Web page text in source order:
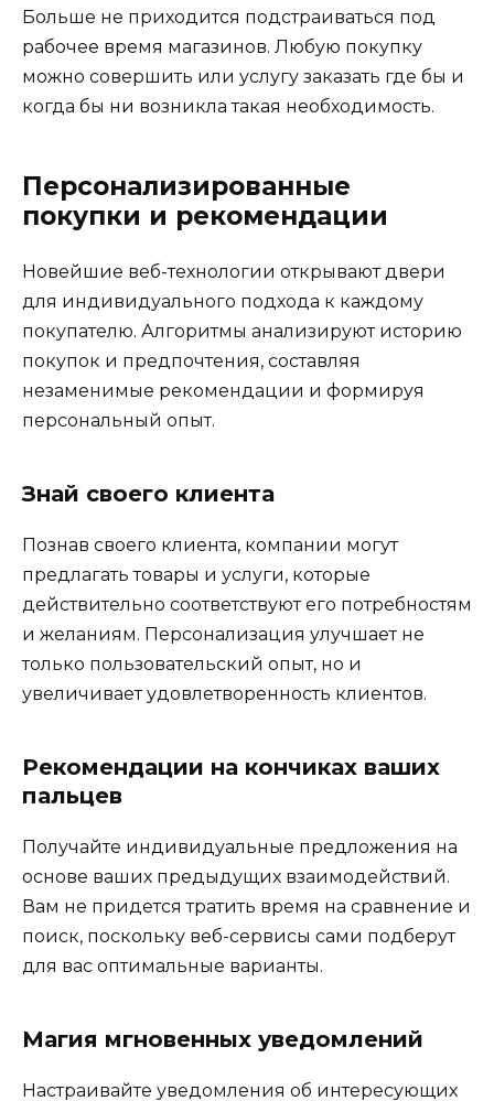
Больше не приходится подстраиваться под
рабочее время магазинов. Любую покупку
можно совершить или услугу заказать где бы и
когда бы ни возникла такая необходимость.
Персонализированные
покупки и рекомендации
Новейшие веб-технологии открывают двери
для индивидуального подхода к каждому
покупателю. Алгоритмы анализируют историю
покупок и предпочтения, составляя
незаменимые рекомендации и формируя
персональный опыт.
Знай своего клиента
Познав своего клиента, компании могут
предлагать товары и услуги, которые
действительно соответствуют его потребностям
и желаниям. Персонализация улучшает не
только пользовательский опыт, но и
увеличивает удовлетворенность клиентов.
Рекомендации на кончиках ваших
пальцев
Получайте индивидуальные предложения на
основе ваших предыдущих взаимодействий.
Вам не придется тратить время на сравнение и
поиск, поскольку веб-сервисы сами подберут
для вас оптимальные варианты.
Магия мгновенных уведомлений
Настраивайте уведомления об интересующих